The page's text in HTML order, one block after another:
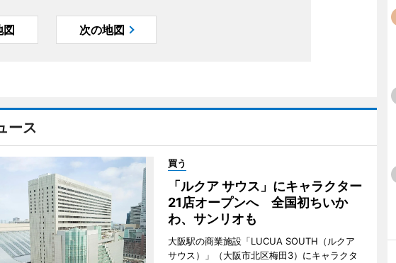
図 次の地図
ース
買う
「ルクア サウス」にキャラクター
21店オープンへ 全国初ちいか
わ、サンリオも
大阪駅の商業施設「LUCUA SOUTH（ルクア
サウス）」（大阪市北区梅田3）にキャラクタ